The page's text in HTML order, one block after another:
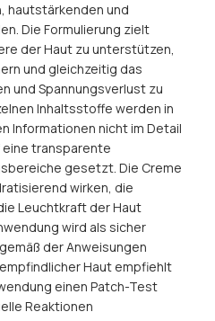
hautstärkenden und
Die Formulierung zielt
der Haut zu unterstützen,
und gleichzeitig das
und Spannungsverlust zu
Inhaltsstoffe werden in
Informationen nicht im Detail
transparente
gesetzt. Die Creme
wirken, die
Leuchtkraft der Haut
wird als sicher
der Anweisungen
Haut empfiehlt
einen Patch-Test
Reaktionen